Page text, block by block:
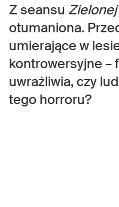
Z seansu
otumaniona.
umierające w
kontrowersyjne –
uwrażliwia, czy
tego horroru?